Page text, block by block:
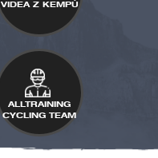
VIDEA Z KEMPŮ
ALLTRAINING
CYCLING TEAM